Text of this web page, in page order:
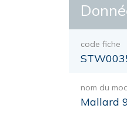
code fiche
nom du
Mallard